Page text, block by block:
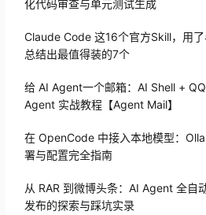
化代码审查与单元测试生成
Claude Code 这16个官方Skill，用
总结出最值得装的7个
给 AI Agent一个邮箱：AI Shell +
Agent 实战教程【Agent Mail】
在 OpenCode 中接入本地模型：
署与配置完全指南
从 RAR 到微博头条：AI Agent 全自
发布的探索与踩坑实录